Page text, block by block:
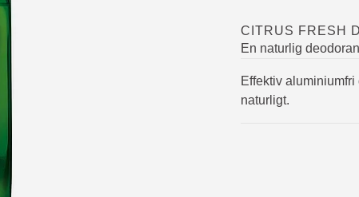
CITRUS FRESH
En naturlig
Effektiv
naturligt.